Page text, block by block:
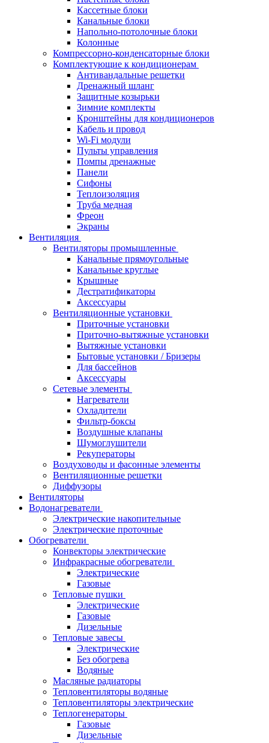
Кассетные блоки
Канальные блоки
Напольно-потолочные блоки
Колонные
Компрессорно-конденсаторные блоки
Комплектующие к кондиционерам
Антивандальные решетки
Дренажный шланг
Защитные козырьки
Зимние комплекты
Кронштейны для кондиционеров
Кабель и провод
Wi-Fi модули
Пульты управления
Помпы дренажные
Панели
Сифоны
Теплоизоляция
Труба медная
Фреон
Экраны
Вентиляция
Вентиляторы промышленные
Канальные прямоугольные
Канальные круглые
Крышные
Дестратификаторы
Аксессуары
Вентиляционные установки
Приточные установки
Приточно-вытяжные установки
Вытяжные установки
Бытовые установки / Бризеры
Для бассейнов
Аксессуары
Сетевые элементы
Нагреватели
Охладители
Фильтр-боксы
Воздушные клапаны
Шумоглушители
Рекуператоры
Воздуховоды и фасонные элементы
Вентиляционные решетки
Диффузоры
Вентиляторы
Водонагреватели
Электрические накопительные
Электрические проточные
Обогреватели
Конвекторы электрические
Инфракрасные обогреватели
Электрические
Газовые
Тепловые пушки
Электрические
Газовые
Дизельные
Тепловые завесы
Электрические
Без обогрева
Водяные
Масляные радиаторы
Тепловентиляторы водяные
Тепловентиляторы электрические
Теплогенераторы
Газовые
Дизельные